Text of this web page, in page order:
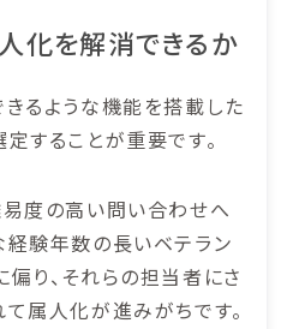
を解消できるか
るような機能を搭載した
することが重要です。
度の高い問い合わせへ
経験年数の長いベテラン
り、それらの担当者にさ
属人化が進みがちです。